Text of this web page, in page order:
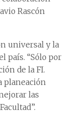
Rascón
universal y la
país. “Sólo por
de la FI.
planeación
las